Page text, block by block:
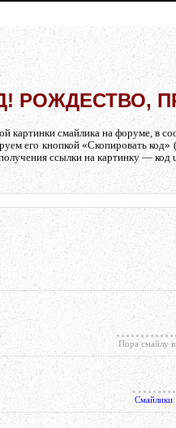
РОЖДЕСТВО,
картинки смайлика на форуме, в
его кнопкой «Скопировать
ссылки на картинку — код
Пора смайлу
Смайлики